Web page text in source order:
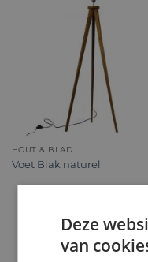
HOUT & BLAD
Voet Biak naturel
Deze
van